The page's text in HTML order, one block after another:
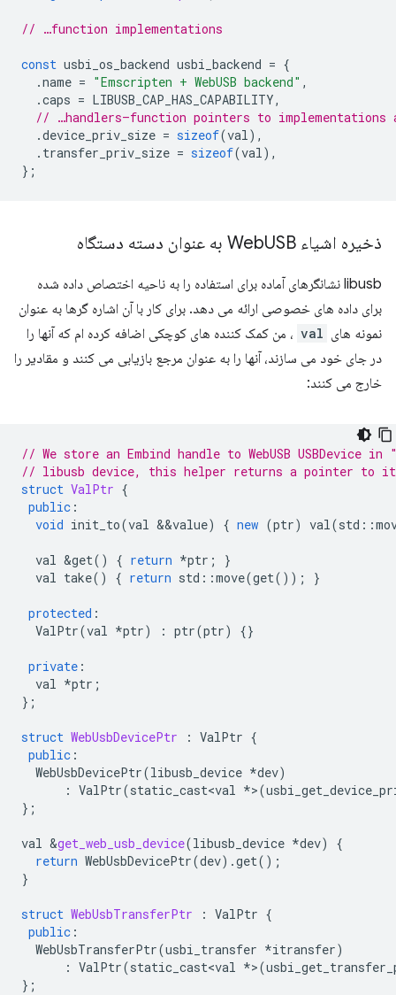
// …function implementations
const usbi_os_backend usbi_backend = {
.name = "Emscripten + WebUSB backend" ,
.caps = LIBUSB_CAP_HAS_CAPABILITY,
// …handlers—function pointers to implementations
.device_priv_size = sizeof(val),
. transfer_priv_size = sizeof(val),
};
ذخیره اشیاء Web USB به عنوان دسته دستگاه
libusb نشانگرهای آماده برای استفاده را به ناحیه اختصاص داده شده
برای داده های خصوصی ارائه می دهد. برای کار با آن اشاره گرها به عنوان
نمونه های val ، من کمک کننده های کوچکی اضافه کرده ام که آنها را
در جای خود می سازند، آنها را به عنوان مرجع بازیابی می کنند و مقادیر را
خارج می کنند:
// We store an Embind handle to WebUSB USBDevice
// libusb device, this helper returns a pointer to
struct ValPtr {
public :
void init_to(val &&value) { new (ptr) val(std ::
val &get() { return *ptr ;
}
val take() { return std ::move(get()); }
protected :
ValPtr(val *ptr) : ptr(ptr) {}
private :
val *ptr ;
};
struct WebUsbDevicePtr : ValPtr {
public :
WebUsbDevicePtr(libusb_device *dev)
: ValPtr(static_cast<val *>(
};
val &get_web_usb_device(libusb_device *dev)
{
return WebUsbDevicePtr(dev).get();
}
struct WebUsbTransferPtr : ValPtr {
public :
WebUsbTransferPtr(usbi_transfer *itransfer)
: ValPtr(static_cast<val *>(
};